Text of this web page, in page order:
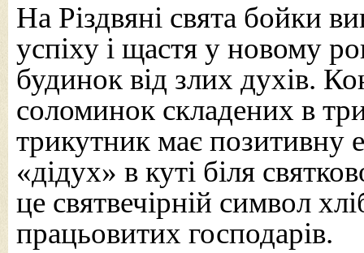
На Різдвяні свята бойки
успіху і щастя у новому
будинок від злих духів.
соломинок складених в
трикутник має позитивну
«дідух» в куті біля
це святвечірній символ
працьовитих господарів.